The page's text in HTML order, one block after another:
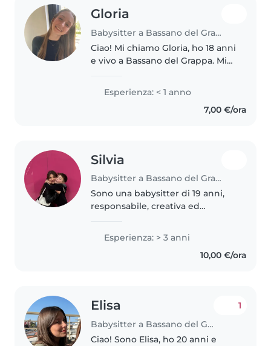
Gloria
Babysitter a Bassano del Grappa
Ciao! Mi chiamo Gloria, ho 18 anni
e vivo a Bassano del Grappa. Mi
creative, giochi educativi e
Esperienza: < 1 anno
7,00 €/ora
Silvia
Babysitter a Bassano del Grappa
Sono una babysitter di 19 anni,
responsabile, creativa ed
3 anni di esperienza nella cura di
bambini di tutte le età, inclusi
quelli con bisogni speciali..
Esperienza: > 3 anni
10,00 €/ora
Elisa
Babysitter a Bassano del Grappa
1
Ciao! Sono Elisa, ho 20 anni e